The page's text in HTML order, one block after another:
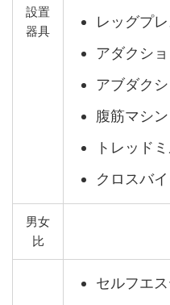
設置
器具
レッグプレ
アダクシ
アブダク
腹筋マシン
トレッド
クロスバイ
男女
比
セルフエ